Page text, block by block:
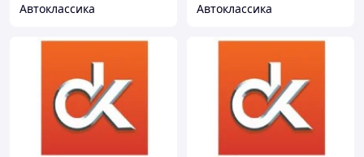
Автоклассика Автоклассика